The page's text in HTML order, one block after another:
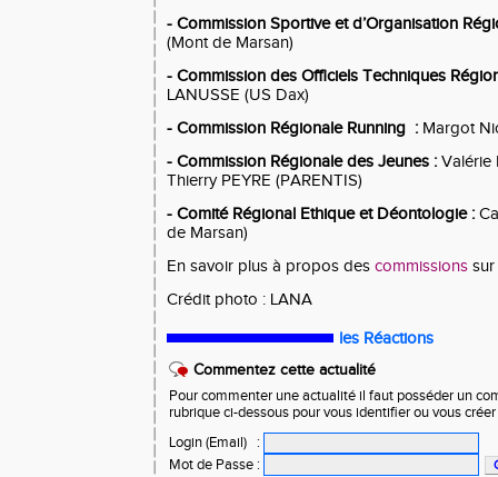
- Commission Sportive et d’Organisation
(Mont de Marsan)
- Commission des Officiels Techniques
LANUSSE (US Dax)
- Commission Régionale Running : Margot
- Commission Régionale des Jeunes : Valérie
Thierry PEYRE (PARENTIS)
- Comité Régional Ethique et Déontologie :
de Marsan)
En savoir plus à propos des commissions sur
Crédit photo : LANA
les Réactions
Commentez cette actualité
Pour commenter une actualité il faut posséder un
rubrique ci-dessous pour vous identifier ou vous
Login (Email)
:
Mot de Passe :